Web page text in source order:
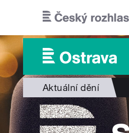
Aktuální dění